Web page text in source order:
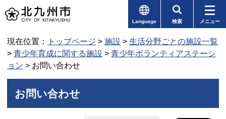
Language 検索 メニュー
現在位置： トップページ > 施設 > 生活分野ごとの施設一覧
> 青少年育成に関する施設 > 青少年ボランティアステーシ
ョン > お問い合わせ
お問い合わせ